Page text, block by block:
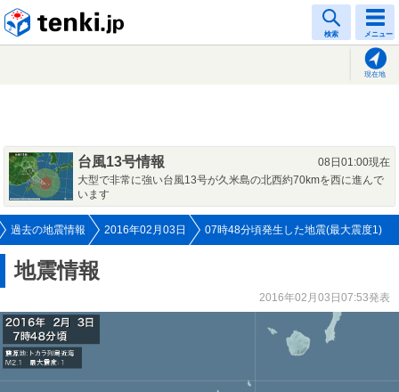
検索 メニュー
現在地
台風13号情報
08日01:00現在
大型で非常に強い台風13号が久米島の北西約70kmを西に進んで
います
過去の地震情報 2016年02月03日 07時48分頃発生した地震(最大震度1)
地震情報
2016年02月03日07:53発表